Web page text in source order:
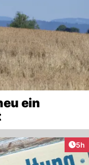
ein
5h